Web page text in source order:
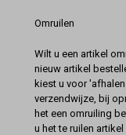
Omruilen
Wilt u een artikel
nieuw artikel
kiest u voor
verzendwijze, bij
het een omruiling
u het te ruilen